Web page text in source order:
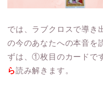
では、ラブクロスで導き
の今のあなたへの本音を
ずは、①枚目のカードで
ら読み解きます。